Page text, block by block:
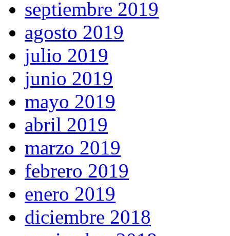
septiembre 2019
agosto 2019
julio 2019
junio 2019
mayo 2019
abril 2019
marzo 2019
febrero 2019
enero 2019
diciembre 2018